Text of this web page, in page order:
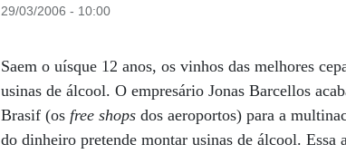
29/03/2006 - 10:00
Saem o uísque 12 anos, os vinhos das melhores
usinas de álcool. O empresário Jonas Barcellos
Brasif (os free shops dos aeroportos) para a
do dinheiro pretende montar usinas de álcool.